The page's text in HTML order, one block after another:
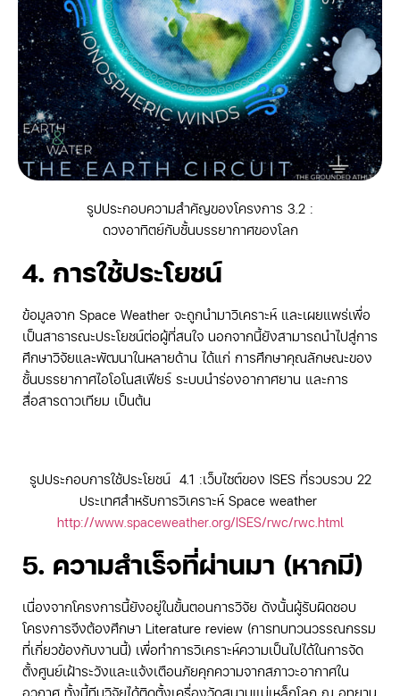
รูปประกอบความสำคัญของโครงการ 3.2 :
ดวงอาทิตย์กับชั้นบรรยากาศของโลก
4. การใช้ประโยชน์
ข้อมูลจาก Space Weather จะถูกนำมาวิเคราะห์ และเผยแพร่เพื่อ
เป็นสาธารณะประโยชน์ต่อผู้ที่สนใจ นอกจากนี้ยังสามารถนำไปสู่การ
ศึกษาวิจัยและพัฒนาในหลายด้าน ได้แก่ การศึกษาคุณลักษณะของ
ชั้นบรรยากาศไอโอโนสเฟียร์ ระบบนำร่องอากาศยาน และการ
สื่อสารดาวเทียม เป็นต้น
รูปประกอบการใช้ประโยชน์ 4.1 :เว็บไซต์ของ ISES ที่รวบรวบ 22
ประเทศสำหรับการวิเคราะห์ Space weather
http://www.spaceweather.org/ISES/rwc/rwc.html
5. ความสำเร็จที่ผ่านมา (หากมี)
เนื่องจากโครงการนี้ยังอยู่ในขั้นตอนการวิจัย ดังนั้นผู้รับผิดชอบ
โครงการจึงต้องศึกษา Literature review (การทบทวนวรรณกรรม
ที่เกี่ยวข้องกับงานนี้) เพื่อทำการวิเคราะห์ความเป็นไปได้ในการจัด
ตั้งศูนย์เฝ้าระวังและแจ้งเตือนภัยคุกความจากสภาวะอากาศใน